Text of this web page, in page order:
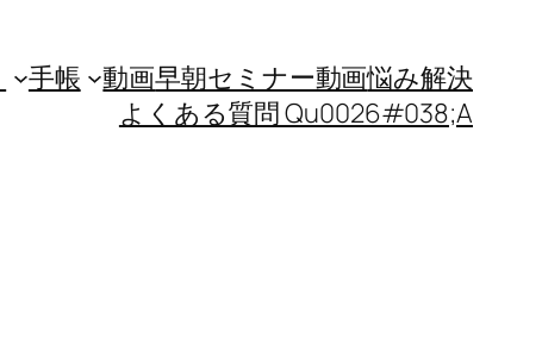
手帳 動画早朝セミナー動画悩み解決
よくある質問 Qu0026#038;A